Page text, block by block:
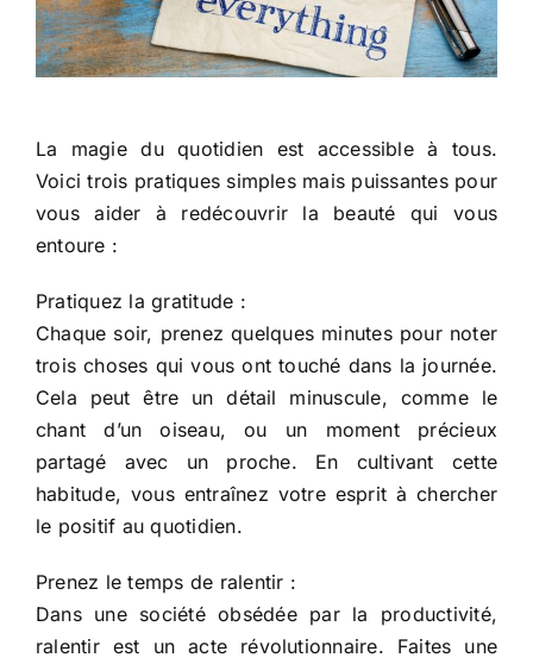
La magie du quotidien est accessible à tous.
Voici trois pratiques simples mais puissantes pour
vous aider à redécouvrir la beauté qui vous
entoure :
Pratiquez la gratitude :
Chaque soir, prenez quelques minutes pour noter
trois choses qui vous ont touché dans la journée.
Cela peut être un détail minuscule, comme le
chant d’un oiseau, ou un moment précieux
partagé avec un proche. En cultivant cette
habitude, vous entraînez votre esprit à chercher
le positif au quotidien.
Prenez le temps de ralentir :
Dans une société obsédée par la productivité,
ralentir est un acte révolutionnaire. Faites une